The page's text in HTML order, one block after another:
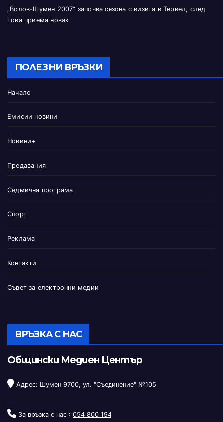
„Волов-Шумен 2007“ започва сезона с визита в Тервел, след
това приема новак
ПОЛЕЗНИ ВРЪЗКИ
Начало
Емисии новини
Новини+
Предавания
Седмична програма
Спорт
Реклама
Контакти
Съвет за електронни медии
ВРЪЗКА С НАС
Общински Медиен Център
Адрес: Шумен 9700, ул. "Съединение" №105
За връзка с нас : 054 800 194